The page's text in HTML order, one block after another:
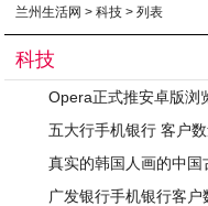
兰州生活网 >科技 > 列表
科技
Opera正式推安卓版浏
五大行手机银行 客户
真实的韩国人画的中
广发银行手机银行客